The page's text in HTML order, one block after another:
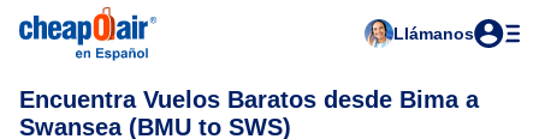
Llámanos
Encuentra Vuelos Baratos desde Bima a
Swansea (BMU to SWS)